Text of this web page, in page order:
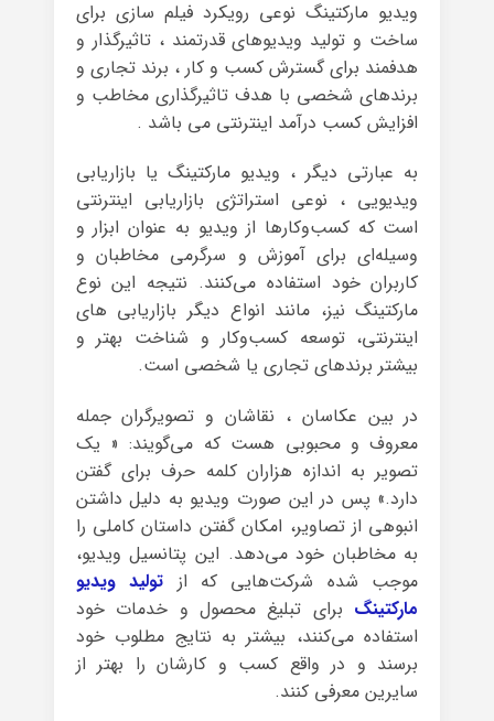
ویدیو مارکتینگ نوعی رویکرد فیلم سازی برای
ساخت و تولید ویدیوهای قدرتمند ، تاثیرگذار و
هدفمند برای گسترش کسب و کار ، برند تجاری و
برندهای شخصی با هدف تاثیرگذاری مخاطب و
افزایش کسب درآمد اینترنتی می باشد .
به عبارتی دیگر ، ویدیو مارکتینگ یا بازاریابی
ویدیویی ، نوعی استراتژی بازاریابی اینترنتی
است که کسب‌وکارها از ویدیو به عنوان ابزار و
وسیله‌ای برای آموزش و سرگرمی مخاطبان و
کاربران خود استفاده می‌کنند. نتیجه این نوع
مارکتینگ نیز، مانند انواع دیگر بازاریابی های
اینترنتی، توسعه کسب‌وکار و شناخت بهتر و
بیشتر برندهای تجاری یا شخصی است.
در بین عکاسان ، نقاشان و تصویرگران جمله
معروف و محبوبی هست که می‌گویند: « یک
تصویر به اندازه هزاران کلمه حرف برای گفتن
دارد.» پس در این صورت ویدیو به دلیل داشتن
انبوهی از تصاویر، امکان گفتن داستان کاملی را
به مخاطبان خود می‌دهد. این پتانسیل ویدیو،
موجب شده شرکت‌هایی که از تولید ویدیو
مارکتینگ برای تبلیغ محصول و خدمات خود
استفاده می‌کنند، بیشتر به نتایج مطلوب خود
برسند و در واقع کسب و کارشان را بهتر از
سایرین معرفی کنند.